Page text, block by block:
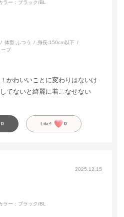
ラー：ブラック/BL
体型: ふつう 身長:150cm以下
ーブ
かわいいことに変わりはないけ
てないと綺麗に着こなせない
0 Like! 0
2025.12.15
ラー：ブラック/BL